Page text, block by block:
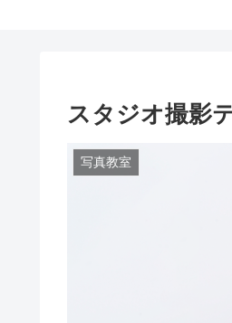
スタジオ撮影
写真教室